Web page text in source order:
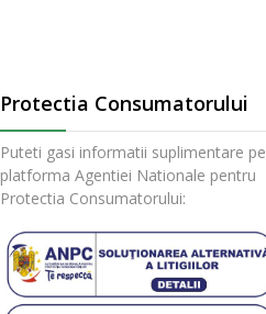
Protectia Consumatorului
Puteti gasi informatii suplimentare pe
platforma Agentiei Nationale pentru
Protectia Consumatorului: